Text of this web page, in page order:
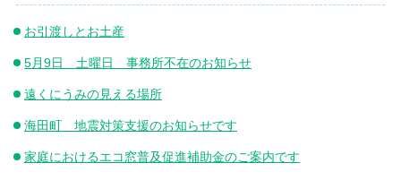
お引渡しとお土産
5月9日 土曜日 事務所不在のお知らせ
遠くにうみの見える場所
海田町 地震対策支援のお知らせです
家庭におけるエコ窓普及促進補助金のご案内です